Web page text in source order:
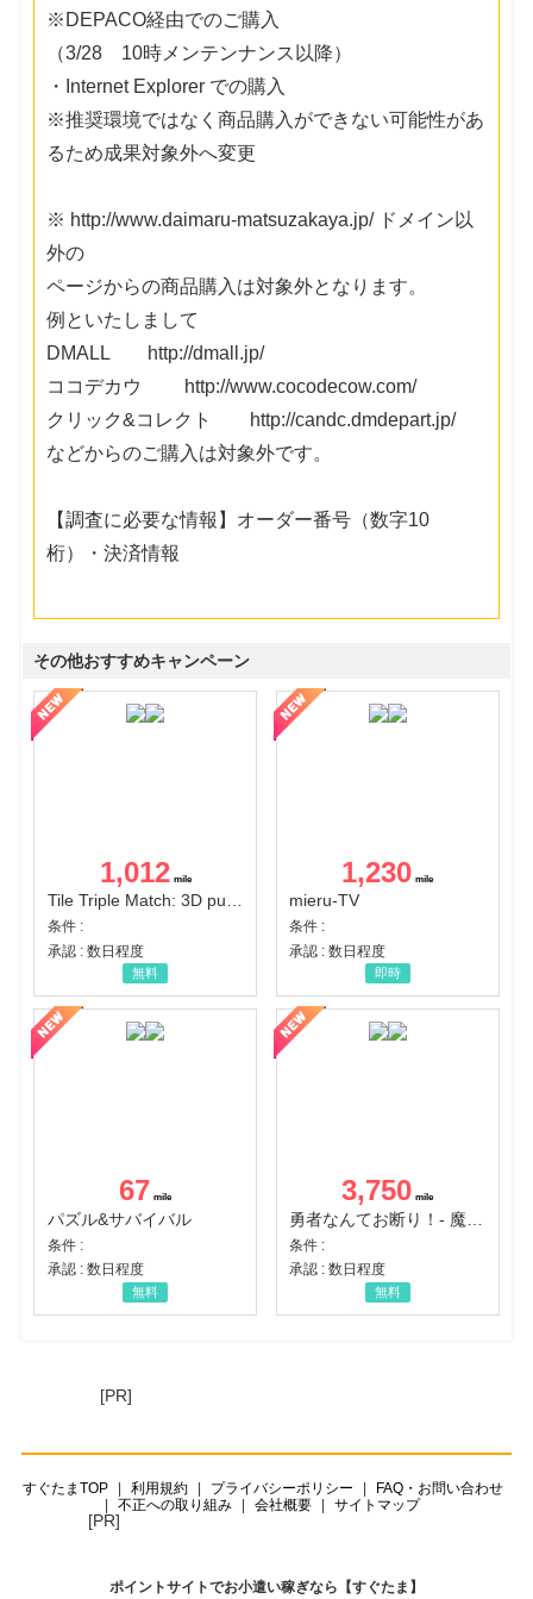
※DEPACO経由でのご購入
（3/28 10時メンテンナンス以降）
・Internet Explorer での購入
※推奨環境ではなく商品購入ができない可能性があ
るため成果対象外へ変更
※ http://www.daimaru-matsuzakaya.jp/ ドメイン以
外の
ページからの商品購入は対象外となります。
例といたしまして
DMALL http://dmall.jp/
ココデカウ http://www.cocodecow.com/
クリック&コレクト http://candc.dmdepart.jp/
などからのご購入は対象外です。
【調査に必要な情報】オーダー番号（数字10
桁）・決済情報
その他おすすめキャンペーン
1,012
Tile Triple Match: 3D puzzle
条件 :
承認 : 数日程度
無料
1,230
mieru-TV
条件 :
承認 : 数日程度
即時
67
パズル&サバイバル
条件 :
承認 : 数日程度
無料
3,750
条件 :
承認 : 数日程度
無料
[PR]
すぐたまTOP 利用規約 プライバシーポリシー
FAQ・お問い合わせ
不正への取り組み
会社概要 サイトマップ
[PR]
ポイントサイトでお小遣い稼ぎなら【すぐたま】